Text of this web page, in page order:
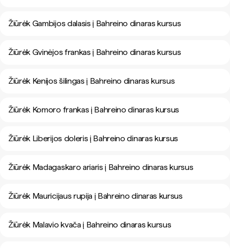
Žiūrėk Gambijos dalasis į Bahreino dinaras kursus
Žiūrėk Gvinėjos frankas į Bahreino dinaras kursus
Žiūrėk Kenijos šilingas į Bahreino dinaras kursus
Žiūrėk Komoro frankas į Bahreino dinaras kursus
Žiūrėk Liberijos doleris į Bahreino dinaras kursus
Žiūrėk Madagaskaro ariaris į Bahreino dinaras kursus
Žiūrėk Mauricijaus rupija į Bahreino dinaras kursus
Žiūrėk Malavio kvača į Bahreino dinaras kursus